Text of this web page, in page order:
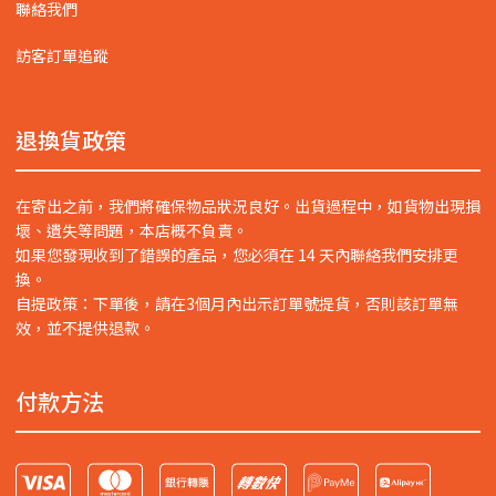
聯絡我們
訪客訂單追蹤
退換貨政策
在寄出之前，我們將確保物品狀況良好。出貨過程中，如貨物出現損
壞、遺失等問題，本店概不負責。
如果您發現收到了錯誤的產品，您必須在 14 天內聯絡我們安排更
換。
自提政策：下單後，請在3個月內出示訂單號提貨，否則該訂單無
效，並不提供退款。
付款方法